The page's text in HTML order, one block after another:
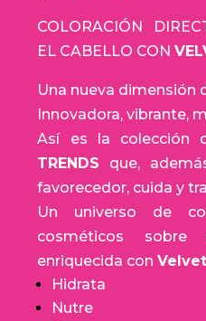
COLORACIÓN
EL CABELLO CON
Una nueva dimensión
Innovadora, vibrante,
Así es la colección
TRENDS que,
favorecedor, cuida y
Un universo de
cosméticos sobre
enriquecida con
Hidrata
Nutre